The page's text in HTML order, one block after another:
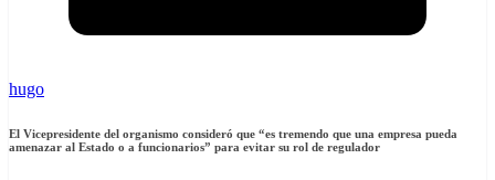
hugo
El Vicepresidente del organismo consideró que “es tremendo que una empresa pueda
amenazar al Estado o a funcionarios” para evitar su rol de regulador